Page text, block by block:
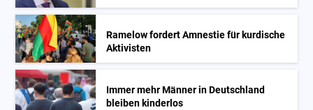
Ramelow fordert Amnestie für kurdische
Aktivisten
Immer mehr Männer in Deutschland
bleiben kinderlos